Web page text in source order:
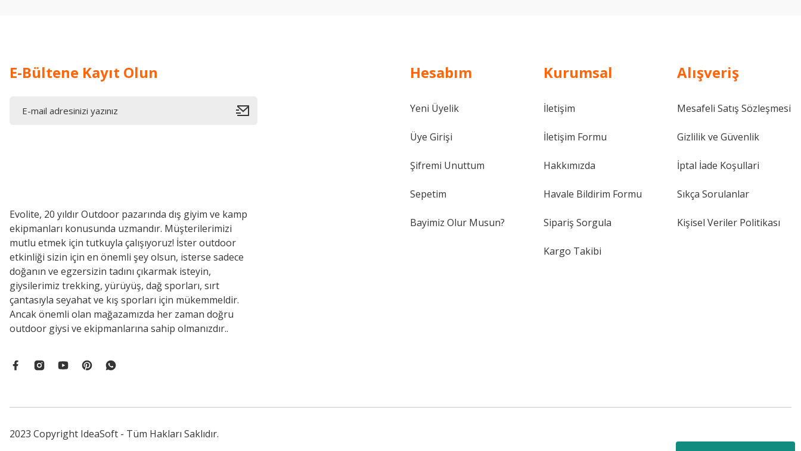
E-Bültene Kayıt Olun
Evolite, 20 yıldır Outdoor pazarında dış giyim ve kamp
ekipmanları konusunda uzmandır. Müşterilerimizi
mutlu etmek için tutkuyla çalışıyoruz! İster outdoor
etkinliği sizin için en önemli şey olsun, isterse sadece
doğanın ve egzersizin tadını çıkarmak isteyin,
giysilerimiz trekking, yürüyüş, dağ sporları, sırt
çantasıyla seyahat ve kış sporları için mükemmeldir.
Ancak önemli olan mağazamızda her zaman doğru
outdoor giysi ve ekipmanlarına sahip olmanızdır..
Hesabım
Yeni Üyelik
Üye Girişi
Şifremi Unuttum
Sepetim
Bayimiz Olur Musun?
Kurumsal
İletişim
İletişim Formu
Hakkımızda
Havale Bildirim Formu
Sipariş Sorgula
Kargo Takibi
Alışveriş
Mesafeli Satış Sözleşmesi
Gizlilik ve Güvenlik
İptal İade Koşullari
Sıkça Sorulanlar
Kişisel Veriler Politikası
2023 Copyright IdeaSoft - Tüm Hakları Saklıdır.